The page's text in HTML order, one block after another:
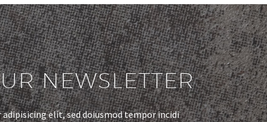
NEWSLETTER
elit, sed doiusmod tempor incidi